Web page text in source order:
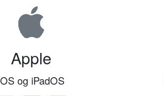
Apple
og iPadOS